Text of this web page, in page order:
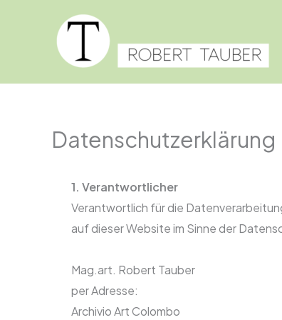
Datenschutzerklärung
1. Verantwortlicher
Verantwortlich für die
auf dieser Website im Sinne der
Mag.art. Robert Tauber
per Adresse:
Archivio Art Colombo